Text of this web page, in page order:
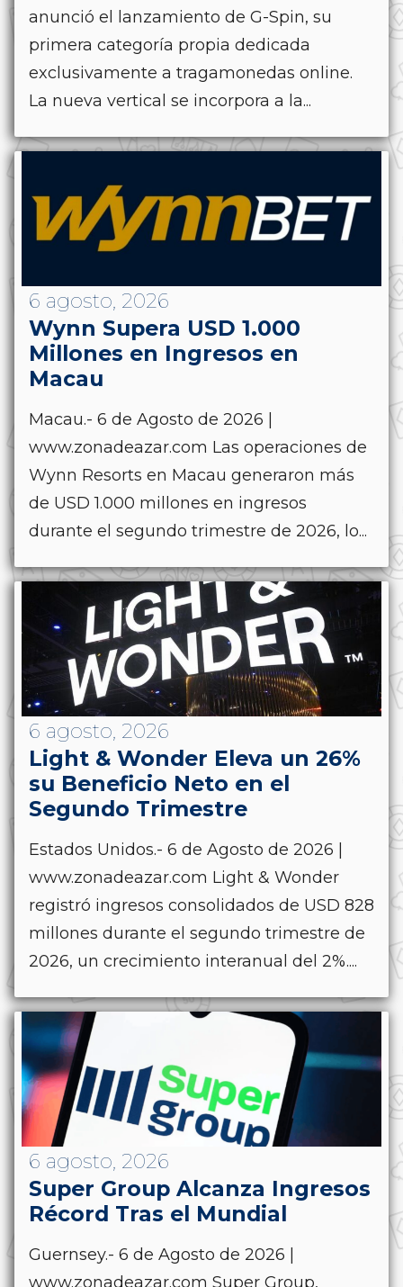
anunció el lanzamiento de G-Spin, su
primera categoría propia dedicada
exclusivamente a tragamonedas online.
La nueva vertical se incorpora a la...
6 agosto, 2026
Wynn Supera USD 1.000
Millones en Ingresos en
Macau
Macau.- 6 de Agosto de 2026 |
www.zonadeazar.com Las operaciones de
Wynn Resorts en Macau generaron más
de USD 1.000 millones en ingresos
durante el segundo trimestre de 2026, lo...
6 agosto, 2026
Light & Wonder Eleva un 26%
su Beneficio Neto en el
Segundo Trimestre
Estados Unidos.- 6 de Agosto de 2026 |
www.zonadeazar.com Light & Wonder
registró ingresos consolidados de USD 828
millones durante el segundo trimestre de
2026, un crecimiento interanual del 2%....
6 agosto, 2026
Super Group Alcanza Ingresos
Récord Tras el Mundial
Guernsey.- 6 de Agosto de 2026 |
www.zonadeazar.com Super Group,